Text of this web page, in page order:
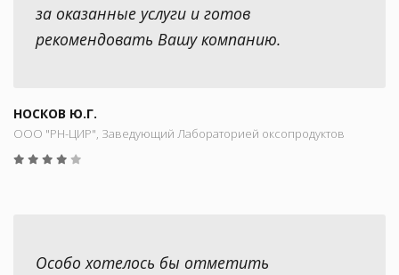
за оказанные услуги и готов
рекомендовать Вашу компанию.
НОСКОВ Ю.Г.
ООО "РН-ЦИР", Заведующий Лабораторией оксопродуктов
Особо хотелось бы отметить